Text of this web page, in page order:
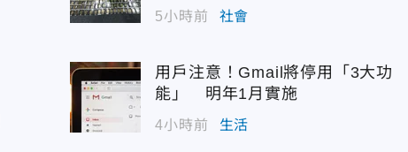
5小時前 社會
用戶注意！Gmail將停用「3大功
能」 明年1月實施
4小時前 生活